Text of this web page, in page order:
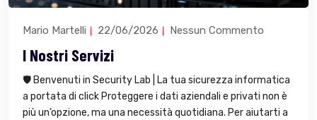
Mario Martelli 22/06/2026 Nessun Commento
I Nostri Servizi
🛡️ Benvenuti in Security Lab | La tua sicurezza informatica
a portata di click Proteggere i dati aziendali e privati non è
più un’opzione, ma una necessità quotidiana. Per aiutarti a